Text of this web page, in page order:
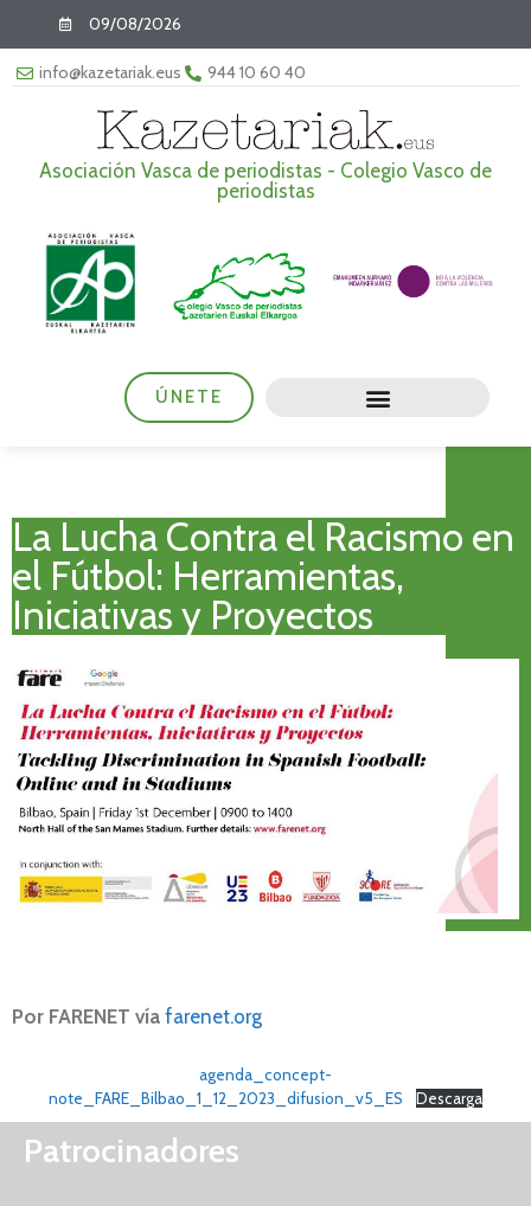
09/08/2026
info@kazetariak.eus 944 10 60 40
Asociación Vasca de periodistas - Colegio Vasco de
periodistas
ÚNETE
La Lucha Contra el Racismo en
el Fútbol: Herramientas,
Iniciativas y Proyectos
Por FARENET vía farenet.org
agenda_concept-
note_FARE_Bilbao_1_12_2023_difusion_v5_ES
Descarga
Patrocinadores